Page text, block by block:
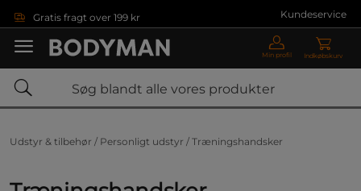
Gratis fragt over 199 kr Kundeservice
Min profil Indkøbskurv
Udstyr & tilbehør / Personligt udstyr / Træningshandsker